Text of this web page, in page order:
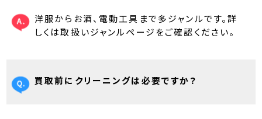
洋服からお酒、電動工具まで多ジャンルです。詳
しくは取扱いジャンルページをご確認ください。
買取前にクリーニングは必要ですか？